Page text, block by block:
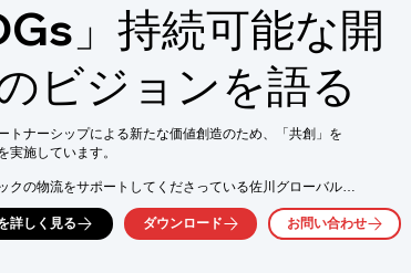
」持続可能な開
ビジョンを語る
トナーシップによる新たな価値創造のため、「共創」を
実施しています。
クの物流をサポートしてくださっている佐川グローバル
をゲストにお迎えし、SDGsについて想いを語り合いました。
にいかに取り組み、新たな価値創造にチャレンジ
詳しく見る ダウンロード お問い合わせ